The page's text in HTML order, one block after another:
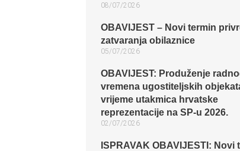
08/07/2026
OBAVIJEST – Novi termin
zatvaranja obilaznice​
05/07/2026
OBAVIJEST: Produženje
vremena ugostiteljskih
vrijeme utakmica hrvatske
reprezentacije na SP-u 2026.
02/07/2026
ISPRAVAK OBAVIJESTI: Novi